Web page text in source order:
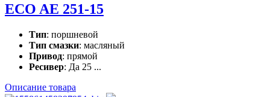
ECO AE 251-15
Тип: поршневой
Тип смазки: масляный
Привод: прямой
Ресивер: Да 25 ...
Описание товара